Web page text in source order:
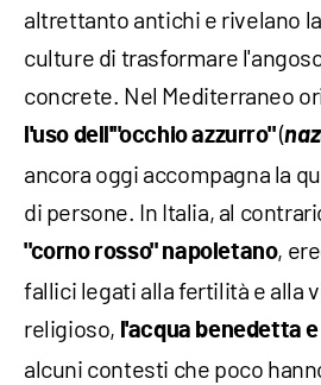
altrettanto antichi e rivelano
culture di trasformare
concrete. Nel Mediterraneo
l'uso dell'"occhio azzurro"(
ancora oggi accompagna la
di persone. In Italia, al
"corno rosso" napoletano,
fallici legati alla fertilità e alla
religioso, l'acqua benedetta
alcuni contesti che poco